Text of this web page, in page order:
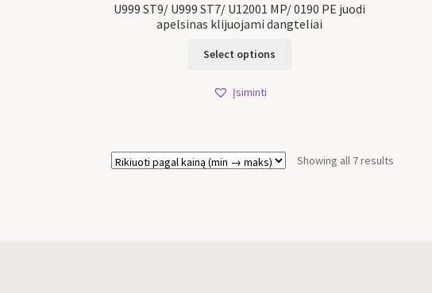
U999 ST9/ U999 ST7/ U12001 MP/ 0190 PE juodi
apelsinas klijuojami dangteliai
Select options
Įsiminti
Showing all 7 results